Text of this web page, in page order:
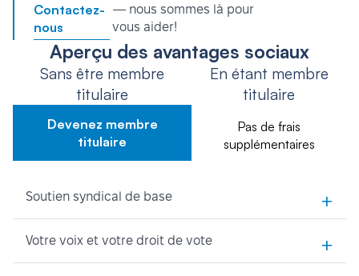
Contactez-
nous
— nous sommes là pour
vous aider!
Aperçu des avantages sociaux
Sans être membre
titulaire
Devenez membre
titulaire
En étant membre
titulaire
Pas de frais
supplémentaires
Soutien syndical de base +
Votre voix et votre droit de vote +